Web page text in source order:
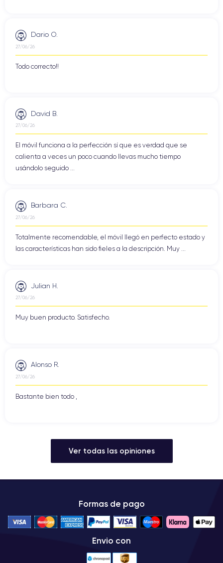
Dario O.
27/06/26
Todo correcto!!
David B.
27/06/26
El móvil funciona a la perfección sí que es verdad que se
calienta a veces un poco cuando llevas mucho tiempo
usándolo seguido ...
Barbara C.
27/06/26
Totalmente recomendable, el móvil llegó en perfecto estado y
las características han sido fieles a la descripción. Muy ...
Julian H.
27/06/26
Muy buen producto. Satisfecho.
Alonso R.
27/06/26
Bastante bien todo ,
Ver todas las opiniones
Formas de pago
Envio con